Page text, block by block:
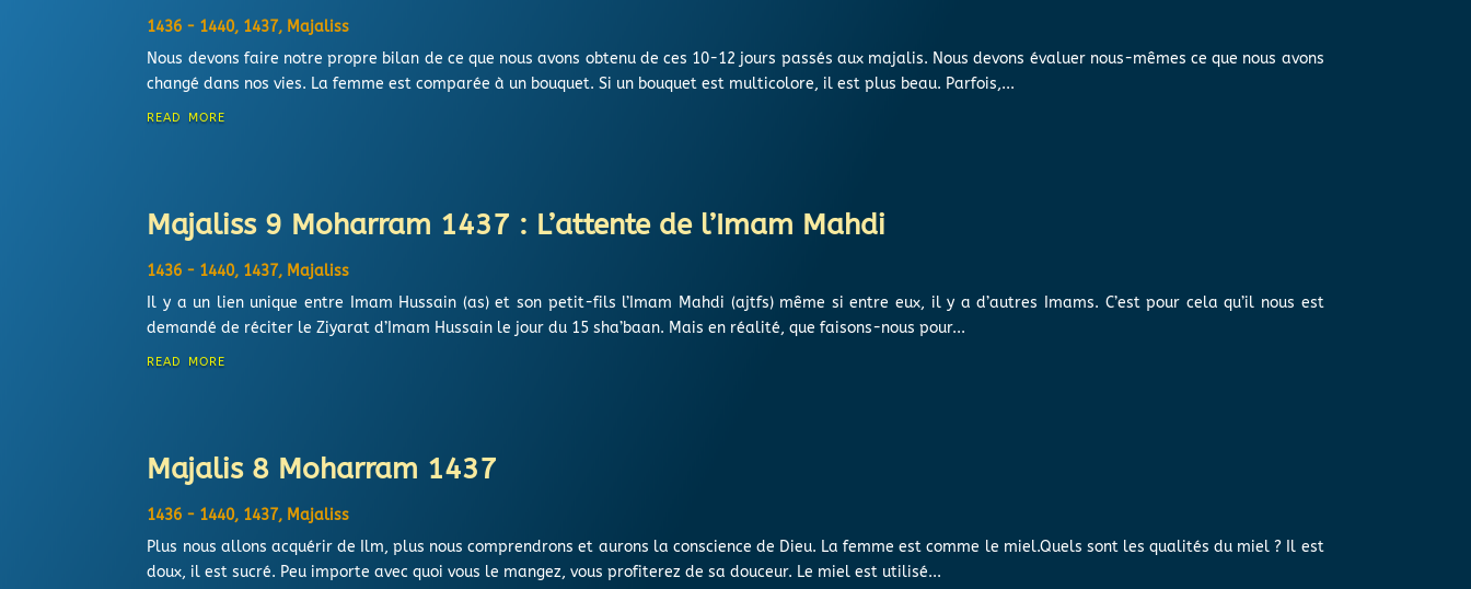
1436 - 1440, 1437, Majaliss
Nous devons faire notre propre bilan de ce que nous avons obtenu de ces 10-12 jours passés aux majalis. Nous devons évaluer nous-mêmes ce que nous avons
changé dans nos vies. La femme est comparée à un bouquet. Si un bouquet est multicolore, il est plus beau. Parfois,...
read more
Majaliss 9 Moharram 1437 : L’attente de l’Imam Mahdi
1436 - 1440, 1437, Majaliss
Il y a un lien unique entre Imam Hussain (as) et son petit-fils l’Imam Mahdi (ajtfs) même si entre eux, il y a d’autres Imams. C’est pour cela qu’il nous est
demandé de réciter le Ziyarat d’Imam Hussain le jour du 15 sha’baan. Mais en réalité, que faisons-nous pour...
read more
Majalis 8 Moharram 1437
1436 - 1440, 1437, Majaliss
Plus nous allons acquérir de Ilm, plus nous comprendrons et aurons la conscience de Dieu. La femme est comme le miel.Quels sont les qualités du miel ? Il est
doux, il est sucré. Peu importe avec quoi vous le mangez, vous profiterez de sa douceur. Le miel est utilisé...